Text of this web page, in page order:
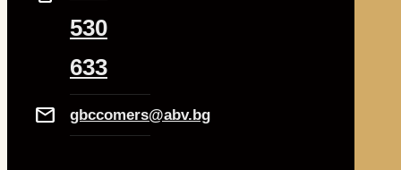
530
633
Mail gbccomers@abv.bg